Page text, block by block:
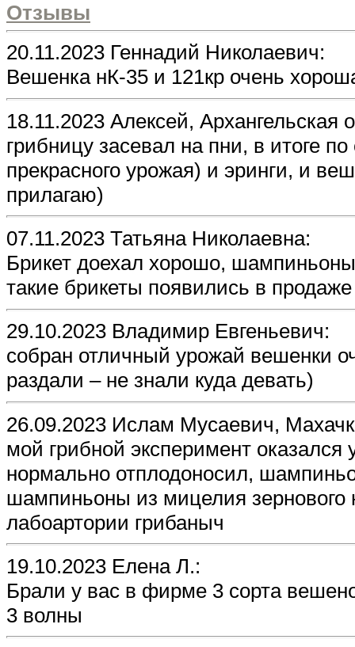
Отзывы
20.11.2023 Геннадий Николаевич:
Вешенка нК-35 и 121кp очень
18.11.2023 Алексей, Архангельская
грибницу засевал на пни, в итоге
прекрасного урожая) и эринги, и
прилагаю)
07.11.2023 Татьяна Николаевна:
Брикет доехал хорошо,
такие брикеты появились в
29.10.2023 Владимир Евгеньевич:
собран отличный урожай вешенки
раздали – не знали куда девать)
26.09.2023 Ислам Мусаевич,
мой грибной эксперимент
нормально отплодоносил,
шампиньоны из мицелия зернового
лабоартории грибаныч
19.10.2023 Елена Л.:
Брали у вас в фирме 3 сорта
3 волны